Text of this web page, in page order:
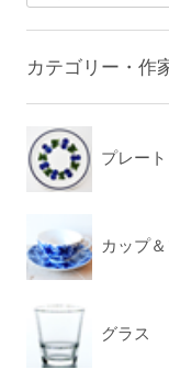
カテゴリー・作
プレート
カップ
グラス